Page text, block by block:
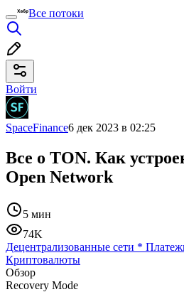
Все потоки
Войти
SpaceFinance6 дек 2023 в 02:25
Все о TON. Как
Open Network
5 мин
74K
Децентрализованные сети *
Криптовалюты
Обзор
Recovery Mode